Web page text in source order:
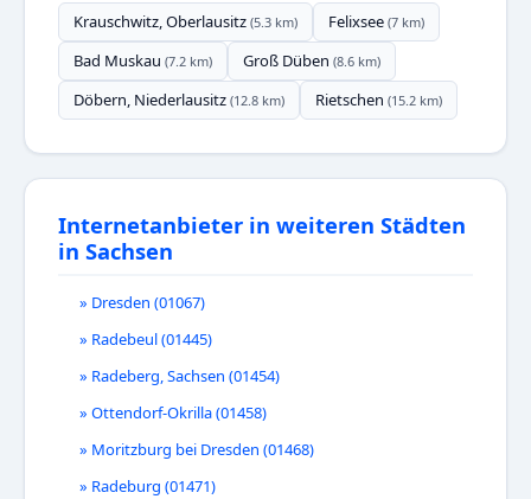
Krauschwitz, Oberlausitz (5.3 km) Felixsee (7 km)
Bad Muskau (7.2 km) Groß Düben (8.6 km)
Döbern, Niederlausitz (12.8 km) Rietschen (15.2 km)
Internetanbieter in weiteren Städten
in Sachsen
» Dresden (01067)
» Radebeul (01445)
» Radeberg, Sachsen (01454)
» Ottendorf-Okrilla (01458)
» Moritzburg bei Dresden (01468)
» Radeburg (01471)